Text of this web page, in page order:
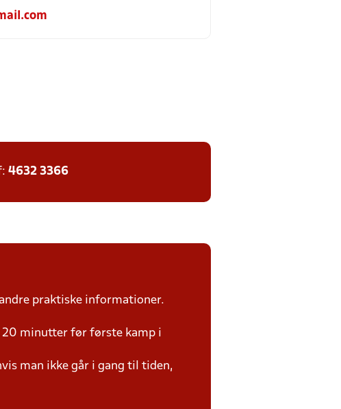
4632 3366
praktiske informationer.
20 minutter før første kamp i
man ikke går i gang til tiden,